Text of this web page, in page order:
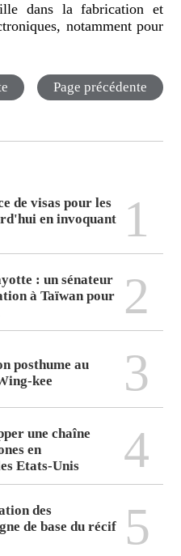
dans la fabrication et
notamment pour
Page précédente
de visas pour les
en invoquant
1
: un sénateur
à Taïwan pour
2
posthume au
kee
3
une chaîne
en
Etats-Unis
4
des
de base du récif
5